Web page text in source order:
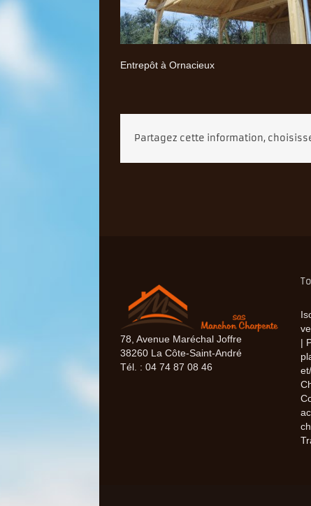
Entrepôt à Ornacieux
Partagez cette information,
78, Avenue Maréchal Joffre
38260 La Côte-Saint-André
Tél. : 04 74 87 08 46
|